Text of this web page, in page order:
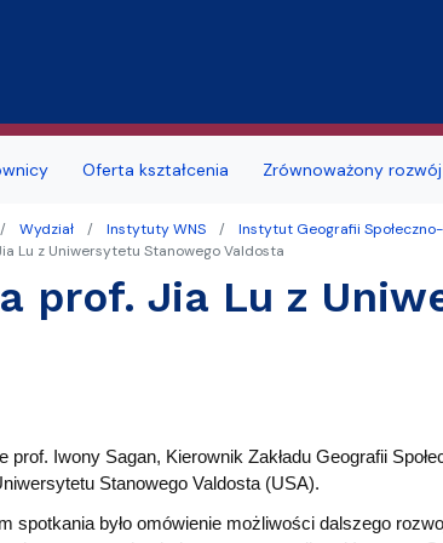
sal Deklaracja
zmiana formy studiów
akademickiego
Studia
Portal
seminaria
Oferta kształcenia Zrównoważony rozwój
Wydział Instytuty WNS Instytut Geografii
Lu z Uniwersytetu Stanowego Valdosta
prof. Jia Lu z
prof. Iwony Sagan, Kierownik Zakładu Geografii
Stanowego Valdosta (USA).
spotkania było omówienie możliwości dalszego